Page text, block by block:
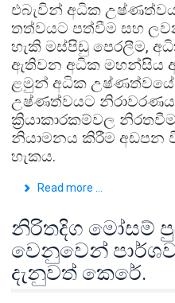
එබැවින් අධික
තත්වයට පත්වීම සහ
හැකි මස්පිඩු පෙරලීම,
ඇතිවන අධික මහන්සිය
ළමුන් අධික උෂ්ණත්වයේ
උෂ්ණත්වයට
ක්‍රියාකාරකම්වල
නියාමනය කිරීම අඩපන
හැකය.
Read more ...
නිරිතදිග මෝසම්
වෙනුවෙන්
දැනුවත් කෙරේ.